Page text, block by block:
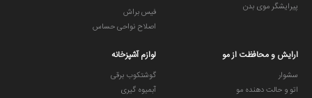
پیرایشگر موی بدن
فیس براش
اصلاح نواحی حساس
ارایش و محافظت از مو
سشوار
اتو و حالت دهنده مو
لوازم آشپزخانه
گوشتکوب برقی
آبمیوه گیری